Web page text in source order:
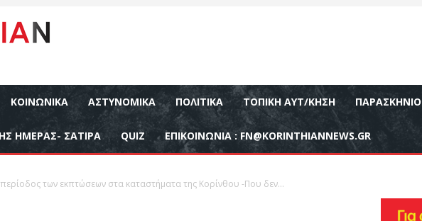
ΚΟΙΝΩΝΙΚΆ ΑΣΤΥΝΟΜΙΚΆ ΠΟΛΙΤΙΚΆ ΤΟΠΙΚΉ ΑΥΤ/ΚΗΣΗ ΠΑΡΑΣΚΉΝΙΟ
ΗΜΕΡΑΣ- ΣΑΤΙΡΑ QUIZ ΕΠΙΚΟΙΝΩΝΊΑ : FN@KORINTHIANNEWS.GR
περίοδος των εκπτώσεων στα καταστήματα της Κορίνθου -Που δεν...